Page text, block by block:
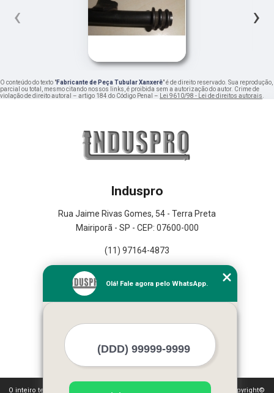
‹ ›
O conteúdo do texto "Fabricante de Peça Tubular Xanxerê" é de direito reservado. Sua reprodução,
parcial ou total, mesmo citando nossos links, é proibida sem a autorização do autor. Crime de
violação de direito autoral – artigo 184 do Código Penal – Lei 9610/98 - Lei de direitos autorais.
Induspro
Rua Jaime Rivas Gomes, 54 - Terra Preta
Mairiporã - SP - CEP: 07600-000
(11) 97164-4873
Empresa
Missão
Mapa do site
Mais Serviços
O inteiro teor deste site está sujeito à proteção de direitos autorais. Copyright©
Olá! Fale agora pelo WhatsApp.